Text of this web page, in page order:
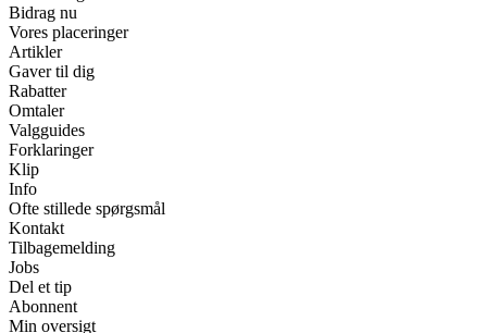
Bidrag nu
Vores placeringer
Artikler
Gaver til dig
Rabatter
Omtaler
Valgguides
Forklaringer
Klip
Info
Ofte stillede spørgsmål
Kontakt
Tilbagemelding
Jobs
Del et tip
Abonnent
Min oversigt